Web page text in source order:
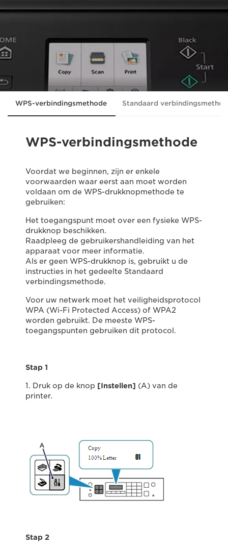
WPS-verbindingsmethode Standaard
WPS-verbindingsmethode
Voordat we beginnen, zijn er enkele
voorwaarden waar eerst aan moet worden
voldaan om de WPS-drukknopmethode te
gebruiken:
Het toegangspunt moet over een fysieke WPS-
drukknop beschikken.
Raadpleeg de gebruikershandleiding van het
apparaat voor meer informatie.
Als er geen WPS-drukknop is, gebruikt u de
instructies in het gedeelte Standaard
verbindingsmethode.
Voor uw netwerk moet het veiligheidsprotocol
WPA (Wi-Fi Protected Access) of WPA2
worden gebruikt. De meeste WPS-
toegangspunten gebruiken dit protocol.
Stap 1
1. Druk op de knop [Instellen] (A) van de
printer.
Stap 2